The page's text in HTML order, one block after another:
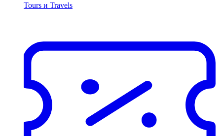
Tours и Travels